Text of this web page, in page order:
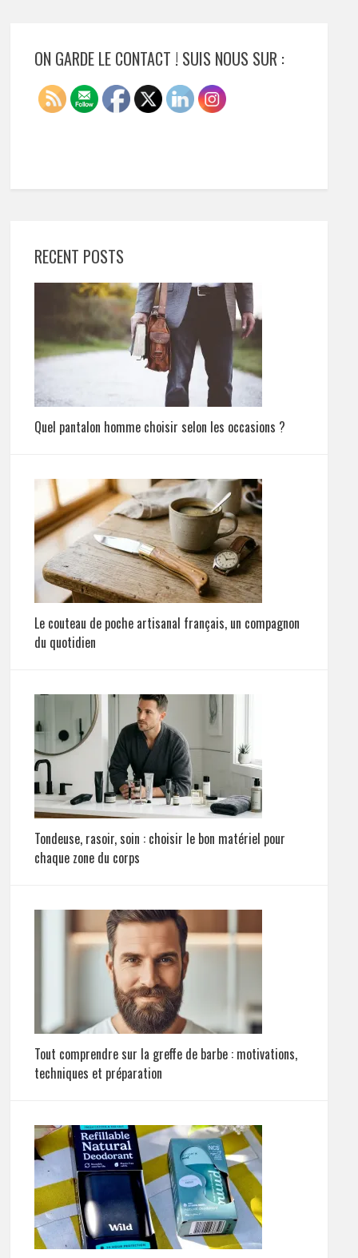
ON GARDE LE CONTACT ! SUIS NOUS SUR :
RECENT POSTS
Quel pantalon homme choisir selon les occasions ?
Le couteau de poche artisanal français, un compagnon
du quotidien
Tondeuse, rasoir, soin : choisir le bon matériel pour
chaque zone du corps
Tout comprendre sur la greffe de barbe : motivations,
techniques et préparation